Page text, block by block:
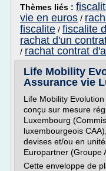
Thèmes liés :
vie en euros /
fiscalite / fiscalite
rachat d'un
/ rachat contrat
Life Mobility
Assurance vie
Life Mobility
conçu sur mesure
Luxembourg
luxembourgeois
devises et/ou en
Europartner (Groupe
Cette enveloppe de